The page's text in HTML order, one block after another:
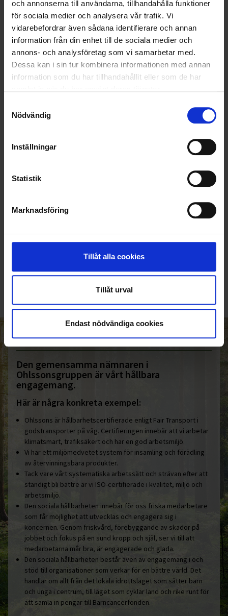
och annonserna till användarna, tillhandahålla funktioner
för sociala medier och analysera vår trafik. Vi
vidarebefordrar även sådana identifierare och annan
information från din enhet till de sociala medier och
annons- och analysföretag som vi samarbetar med.
Dessa kan i sin tur kombinera informationen med annan
information som du har tillhandahållit eller som de har
Nödvändig
Inställningar
Statistik
Marknadsföring
Tillåt alla cookies
Tillåt urval
Endast nödvändiga cookies
RENHÅLLNING
SAMARBETEN
SOCIALT ANSVAR
VELLINGE
KUNDTJÄNST
info@ohlssons.se
HELT ENKELT HÅLLBART
Den gemensamma nämnaren i
Ohlssonsgruppen är vårt hållbara
engagemang.
Här är några konkreta exempel:
Ohlssons är hållbarhetscertifierade enligt Fair Transport i
godstransporter på väg. Certifieringen innebär att vi arbetar
klimatsmart, trafiksäkert och har en god arbetsmiljö.
Vi har ett miljömedvetet system för insamling och förädling
av återvinningsbara produkter.
Tack vare vårt systematiska arbetssätt och strävan efter att
ständigt bli bättre är vi ISO-certifierade i kvalitet, miljö och
arbetsmiljö.
Den sociala hållbarheten innebär för oss friska medarbetare
som får möjlighet att utvecklas och engagera sig i
koncernen. Genom friskvård, förebyggande av skador på
jobbet och fokus på en sund kropp och själ, ser vi till att
medarbetarna mår bra, är engagerade och glada.
Den sociala hållbarheten består även av engagemang i och
stöd till organisationer som verkar för en bättre värld. Det
handlar om allt från det lokala idrottslaget som sätter barn
och unga i centrum, till laget som cyklar land och rike runt för
att samla in pengar till Barncancerfonden.